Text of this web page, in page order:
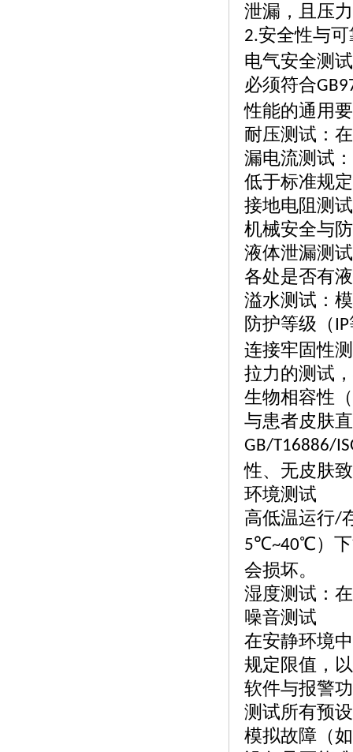
泄漏，且压
2.安全性与
电气安全测
必须符合
性能的通用
耐压测试：
漏电流测试
低于标准规
接地电阻测
机械安全与
液体泄漏测
各处是否有
溢水测试：
防护等级（IP
连接牢固性
拉力的测试
生物相容性
与患者皮肤
GB/T16886/
性、无皮肤
环境测试
高低温运行/
5℃~40℃）下
会损坏。
湿度测试：
噪音测试
在安静环境
规定限值，
软件与报警
测试所有预
模拟故障（